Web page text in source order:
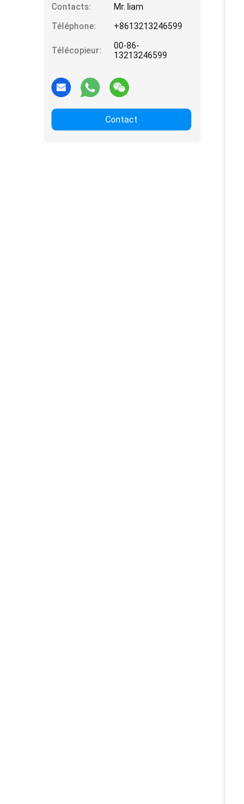
Contacts:
Mr. liam
Téléphone:
+8613213246599
Télécopieur:
00-86-
13213246599
Contact